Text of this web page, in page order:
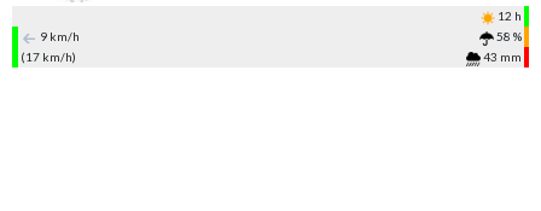
12 h
9 km/h
58 %
(17 km/h)
43 mm